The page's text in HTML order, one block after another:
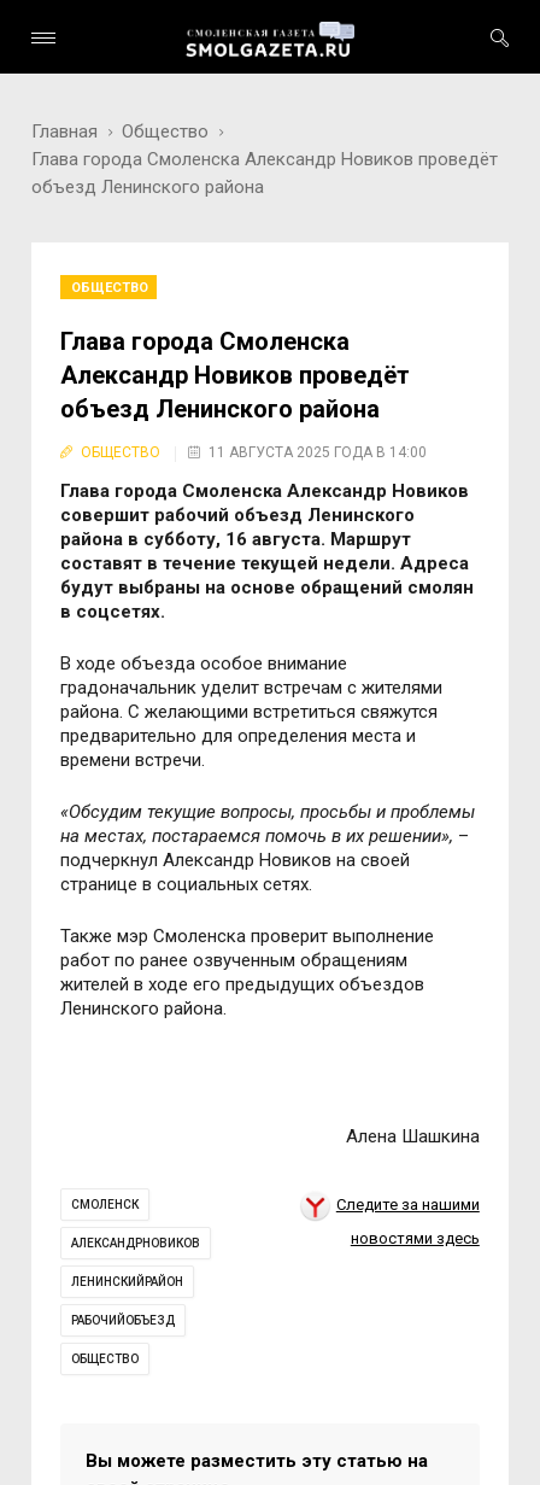
Главная
Общество
Глава города Смоленска Александр Новиков проведёт
объезд Ленинского района
ОБЩЕСТВО
Глава города Смоленска
Александр Новиков проведёт
объезд Ленинского района
ОБЩЕСТВО 11 АВГУСТА 2025 ГОДА В 14:00
Глава города Смоленска Александр Новиков
совершит рабочий объезд Ленинского
района в субботу, 16 августа. Маршрут
составят в течение текущей недели. Адреса
будут выбраны на основе обращений смолян
в соцсетях.
В ходе объезда особое внимание
градоначальник уделит встречам с жителями
района. С желающими встретиться свяжутся
предварительно для определения места и
времени встречи.
«Обсудим текущие вопросы, просьбы и проблемы
на местах, постараемся помочь в их решении», –
подчеркнул Александр Новиков на своей
странице в социальных сетях.
Также мэр Смоленска проверитвыполнение
работ по ранее озвученным обращениям
жителей в ходе его предыдущих объездов
Ленинского района.
Алена Шашкина
СМОЛЕНСК
АЛЕКСАНДРНОВИКОВ
ЛЕНИНСКИЙРАЙОН
РАБОЧИЙОБЪЕЗД
ОБЩЕСТВО
Следите за нашими
новостями здесь
Вы можете разместить эту статью на